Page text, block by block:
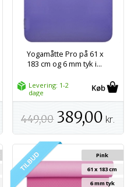
Yogamåtte Pro på 61 x
183 cm og 6 mm tyk i...
Levering: 1-2
dage
449,00 389,00 kr.
Pink
61 x 183 cm
6 mm tyk